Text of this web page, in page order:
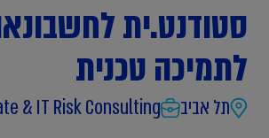
סטודנט.ית
לתמיכה טכנית
תל אביב & IT Risk Consulting